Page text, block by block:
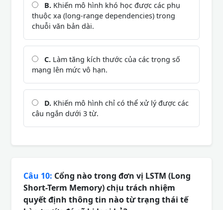
B. Khiến mô hình khó học được các phụ
thuộc xa (long-range dependencies) trong
chuỗi văn bản dài.
C. Làm tăng kích thước của các trọng số
mạng lên mức vô hạn.
D. Khiến mô hình chỉ có thể xử lý được các
câu ngắn dưới 3 từ.
Câu 10: Cổng nào trong đơn vị LSTM (Long
Short-Term Memory) chịu trách nhiệm
quyết định thông tin nào từ trạng thái tế